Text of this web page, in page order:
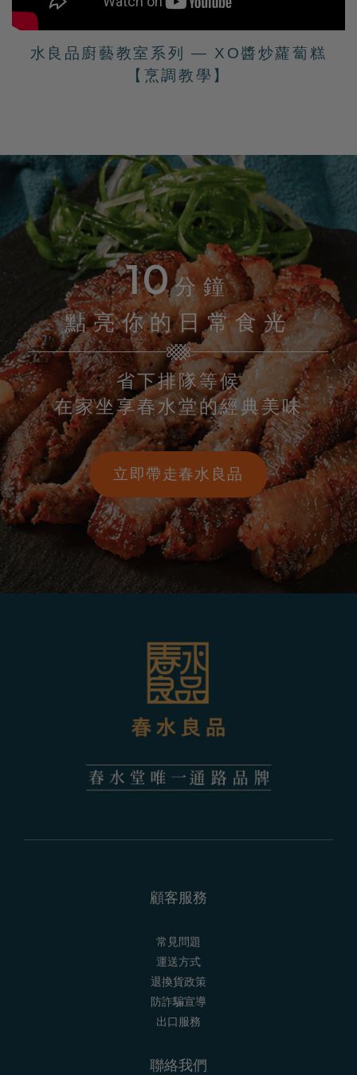
水良品廚藝教室系列 — XO醬炒蘿蔔糕
【烹調教學】
10分鐘
點亮你的日常食光
省下排隊等候
在家坐享春水堂的經典美味
立即帶走春水良品
顧客服務
常見問題
運送方式
退換貨政策
防詐騙宣導
出口服務
聯絡我們